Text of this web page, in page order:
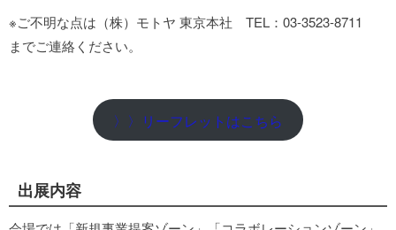
※ご不明な点は（株）モトヤ 東京本社 TEL：03-3523-8711
までご連絡ください。
〉〉リーフレットはこちら
出展内容